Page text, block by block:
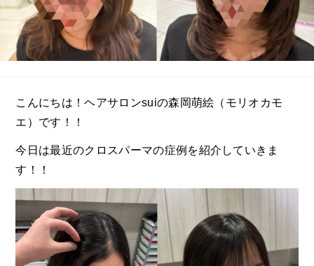
こんにちは！ヘアサロンsuiの森岡萌絵（モリオカモ
エ）です！！
今日は最近のクロスパーマの症例を紹介していきま
す！！